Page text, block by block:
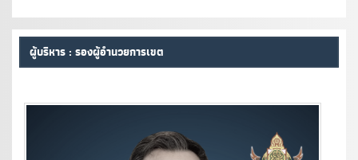
ผู้บริหาร : รองผู้อำนวยการเขต